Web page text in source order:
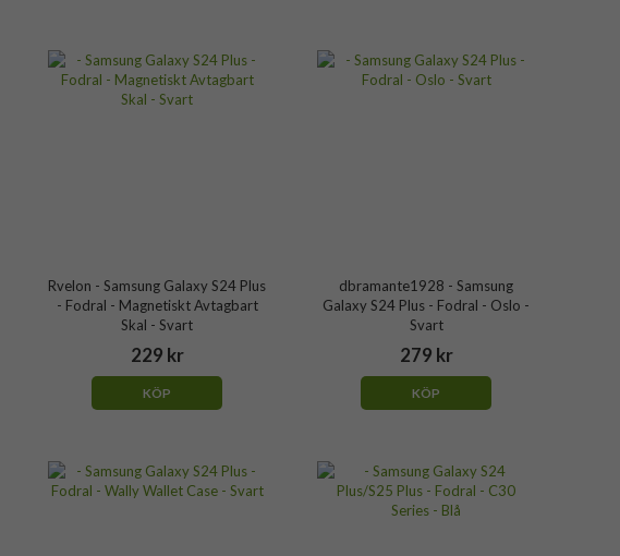
Rvelon - Samsung Galaxy S24 Plus
- Fodral - Magnetiskt Avtagbart
Skal - Svart
229 kr
KÖP
dbramante1928 - Samsung
Galaxy S24 Plus - Fodral - Oslo -
Svart
279 kr
KÖP